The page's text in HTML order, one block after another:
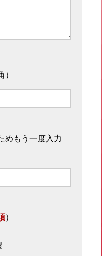
めもう一度入力
）